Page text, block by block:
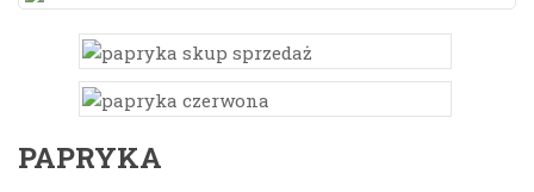
PAPRYKA